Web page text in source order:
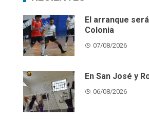
El arranque
Colonia
07/08/2026
En San José y
06/08/2026